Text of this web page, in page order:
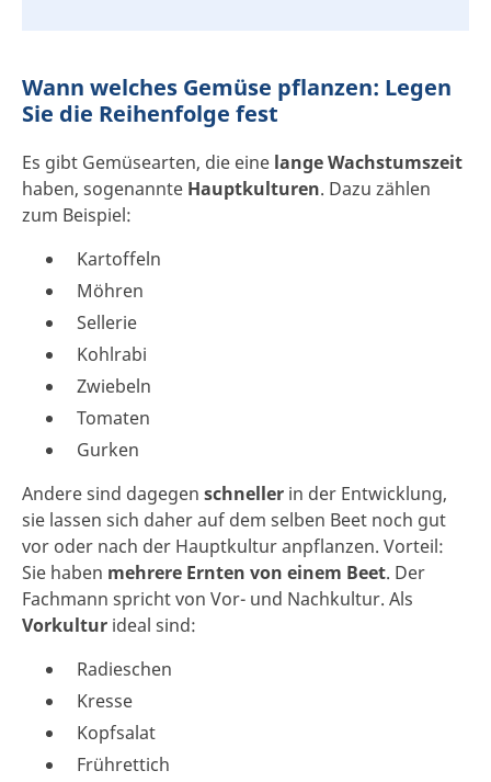
Wann welches Gemüse pflanzen: Legen
Sie die Reihenfolge fest
Es gibt Gemüsearten, die eine lange Wachstumszeit
haben, sogenannte Hauptkulturen. Dazu zählen
zum Beispiel:
Kartoffeln
Möhren
Sellerie
Kohlrabi
Zwiebeln
Tomaten
Gurken
Andere sind dagegen schneller in der Entwicklung,
sie lassen sich daher auf dem selben Beet noch gut
vor oder nach der Hauptkultur anpflanzen. Vorteil:
Sie haben mehrere Ernten von einem Beet. Der
Fachmann spricht von Vor- und Nachkultur. Als
Vorkultur ideal sind:
Radieschen
Kresse
Kopfsalat
Frührettich